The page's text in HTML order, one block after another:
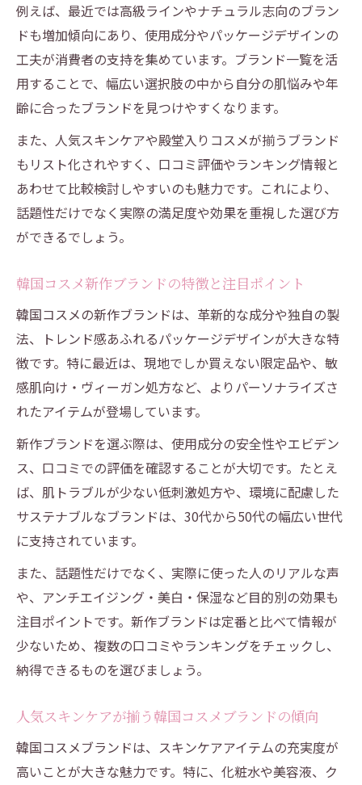
例えば、最近では高級ラインやナチュラル志向のブラン
ドも増加傾向にあり、使用成分やパッケージデザインの
工夫が消費者の支持を集めています。ブランド一覧を活
用することで、幅広い選択肢の中から自分の肌悩みや年
齢に合ったブランドを見つけやすくなります。
また、人気スキンケアや殿堂入りコスメが揃うブランド
もリスト化されやすく、口コミ評価やランキング情報と
あわせて比較検討しやすいのも魅力です。これにより、
話題性だけでなく実際の満足度や効果を重視した選び方
ができるでしょう。
韓国コスメ新作ブランドの特徴と注目ポイント
韓国コスメの新作ブランドは、革新的な成分や独自の製
法、トレンド感あふれるパッケージデザインが大きな特
徴です。特に最近は、現地でしか買えない限定品や、敏
感肌向け・ヴィーガン処方など、よりパーソナライズさ
れたアイテムが登場しています。
新作ブランドを選ぶ際は、使用成分の安全性やエビデン
ス、口コミでの評価を確認することが大切です。たとえ
ば、肌トラブルが少ない低刺激処方や、環境に配慮した
サステナブルなブランドは、30代から50代の幅広い世代
に支持されています。
また、話題性だけでなく、実際に使った人のリアルな声
や、アンチエイジング・美白・保湿など目的別の効果も
注目ポイントです。新作ブランドは定番と比べて情報が
少ないため、複数の口コミやランキングをチェックし、
納得できるものを選びましょう。
人気スキンケアが揃う韓国コスメブランドの傾向
韓国コスメブランドは、スキンケアアイテムの充実度が
高いことが大きな魅力です。特に、化粧水や美容液、ク